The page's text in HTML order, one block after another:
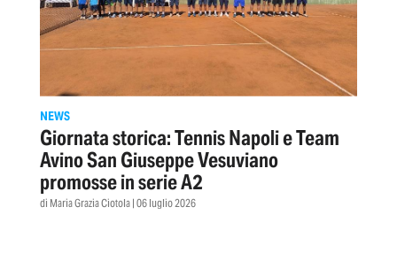
NEWS
Giornata storica: Tennis Napoli e Team
Avino San Giuseppe Vesuviano
promosse in serie A2
di Maria Grazia Ciotola | 06 luglio 2026